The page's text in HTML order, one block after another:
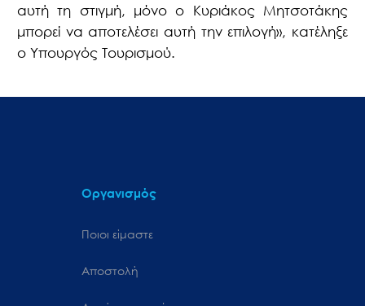
αυτή τη στιγμή, μόνο ο Κυριάκος Μητσοτάκης
μπορεί να αποτελέσει αυτή την επιλογή», κατέληξε
ο Υπουργός Τουρισμού.
Οργανισμός
Ποιοι είμαστε
Αποστολή